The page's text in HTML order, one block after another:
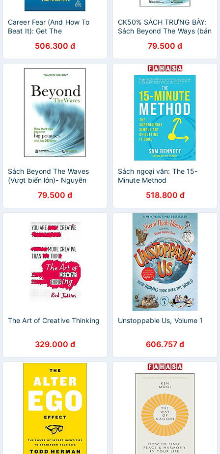
Career Fear (And How To
Beat It): Get The
Skills You Need To
Futureproof Your Work Life
506.300 đ
CK50% SÁCH TRƯNG BÀY:
Sách Beyond The Ways (bản
lớn) - Sách trưng bày, có vết
xước, vết dơ nhẹ
79.500 đ
Sách Beyond The Waves
(Vượt biển lớn)- Nguyễn
79.500 đ
Sách ngoại văn: The 15-
Minute Method
518.800 đ
The Art of Creative Thinking
329.000 đ
Unstoppable Us, Volume 1
606.757 đ